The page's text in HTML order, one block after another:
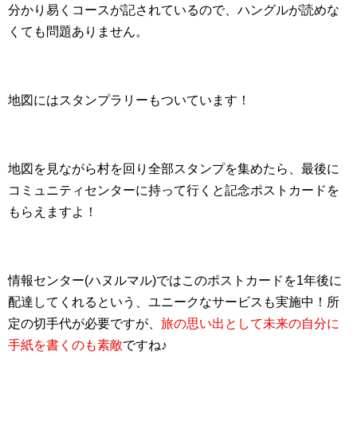
分かり易くコースが記されているので、ハングルが読めな
くても問題ありません。
地図にはスタンプラリーもついています！
地図を見ながら村を回り全部スタンプを集めたら、最後に
コミュニティセンターに持って行くと記念ポストカードを
もらえますよ！
情報センター(ハヌルマル)ではこのポストカードを1年後に
配達してくれるという、ユニークなサービスも実施中！所
定の切手代が必要ですが、 旅の思い出として未来の自分に
手紙を書くのも素敵ですね♪